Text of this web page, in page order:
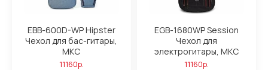
EBB-600D-WP Hipster
Чехол для бас-гитары,
MKC
11160р.
EGB-1680WP Session
Чехол для
электрогитары, MKC
11160р.